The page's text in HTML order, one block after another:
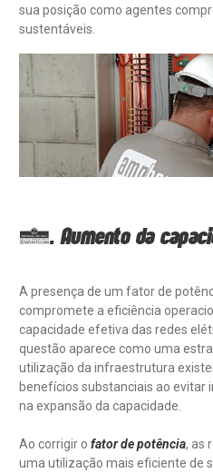
sua posição como agentes
sustentáveis.
4. Aumento da
A presença de um fator de
compromete a eficiência
capacidade efetiva das redes
questão aparece como uma
utilização da infraestrutura
benefícios substanciais ao evitar
na expansão da capacidade.
Ao corrigir o fator de potência, as
uma utilização mais eficiente de